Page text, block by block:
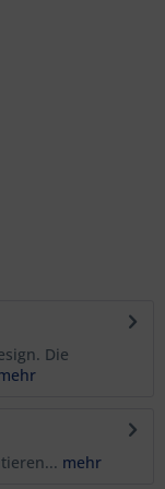
Die
mehr